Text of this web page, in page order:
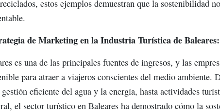
estos ejemplos demuestran que la sostenibilidad
de Marketing en la Industria Turística de Baleares:
es una de las principales fuentes de ingresos, y las
para atraer a viajeros conscientes del medio ambiente.
eficiente del agua y la energía, hasta actividades
el sector turístico en Baleares ha demostrado cómo la